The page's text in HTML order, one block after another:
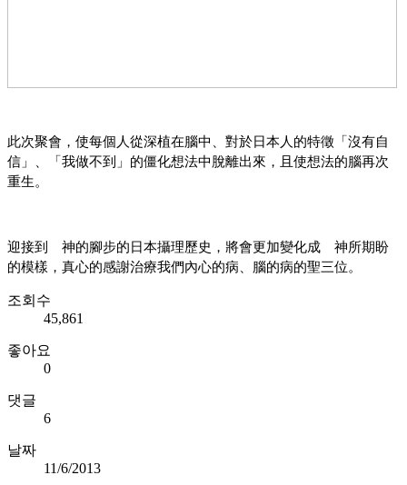
此次聚會，使每個人從深植在腦中、對於日本人的特徵「沒有自
信」、「我做不到」的僵化想法中脫離出來，且使想法的腦再次
重生。
迎接到 神的腳步的日本攝理歷史，將會更加變化成 神所期盼
的模樣，真心的感謝治療我們內心的病、腦的病的聖三位。
조회수
45,861
좋아요
0
댓글
6
날짜
11/6/2013